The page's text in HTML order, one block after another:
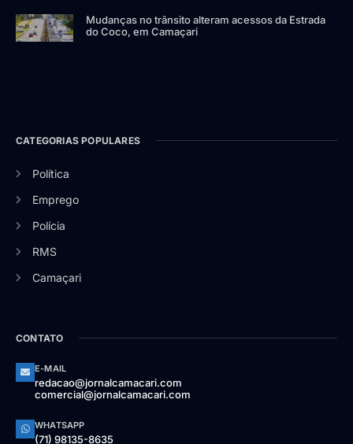
Mudanças no trânsito alteram acessos da Estrada
do Coco, em Camaçari
CATEGORIAS POPULARES
Política
Emprego
Polícia
RMS
Camaçari
CONTATO
E-MAIL
redacao@jornalcamacari.com
comercial@jornalcamacari.com
WHATSAPP
(71) 98135-8635